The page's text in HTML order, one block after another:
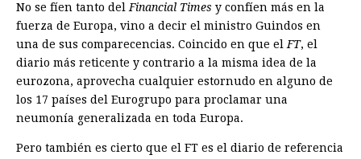
No se fíen tanto del Financial Times y confíen más en la
fuerza de Europa, vino a decir el ministro Guindos en
una de sus comparecencias. Coincido en que el FT, el
diario más reticente y contrario a la misma idea de la
eurozona, aprovecha cualquier estornudo en alguno de
los 17 países del Eurogrupo para proclamar una
neumonía generalizada en toda Europa.
Pero también es cierto que el FT es el diario de referencia